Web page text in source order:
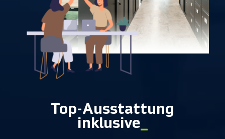
Top-Ausstattung
inklusive